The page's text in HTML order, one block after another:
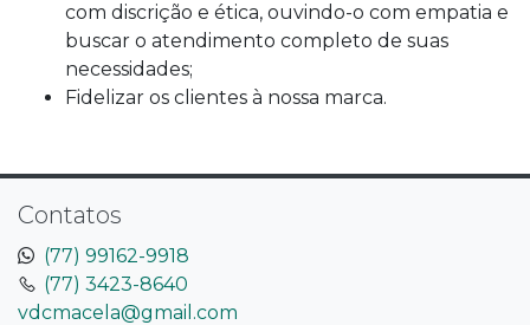
com discrição e ética, ouvindo-o com empatia e
buscar o atendimento completo de suas
necessidades;
Fidelizar os clientes à nossa marca.
Contatos
(77) 99162-9918
(77) 3423-8640
vdcmacela@gmail.com